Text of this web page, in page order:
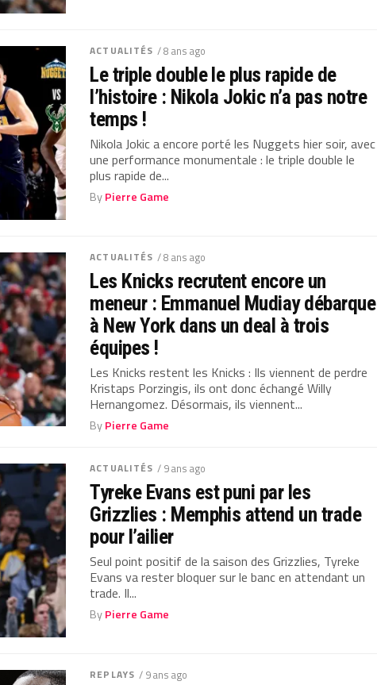
ACTUALITÉS / 8 ans ago
Le triple double le plus rapide de
l’histoire : Nikola Jokic n’a pas notre
temps !
Nikola Jokic a encore porté les Nuggets hier soir, avec
une performance monumentale : le triple double le
plus rapide de...
ByPierre Game
ACTUALITÉS / 8 ans ago
Les Knicks recrutent encore un
meneur : Emmanuel Mudiay débarque
à New York dans un deal à trois
équipes !
Les Knicks restent les Knicks : Ils viennent de perdre
Kristaps Porzingis, ils ont donc échangé Willy
Hernangomez. Désormais, ils viennent...
ByPierre Game
ACTUALITÉS / 9 ans ago
Tyreke Evans est puni par les
Grizzlies : Memphis attend un trade
pour l’ailier
Seul point positif de la saison des Grizzlies, Tyreke
Evans va rester bloquer sur le banc en attendant un
trade. Il...
ByPierre Game
REPLAYS / 9 ans ago